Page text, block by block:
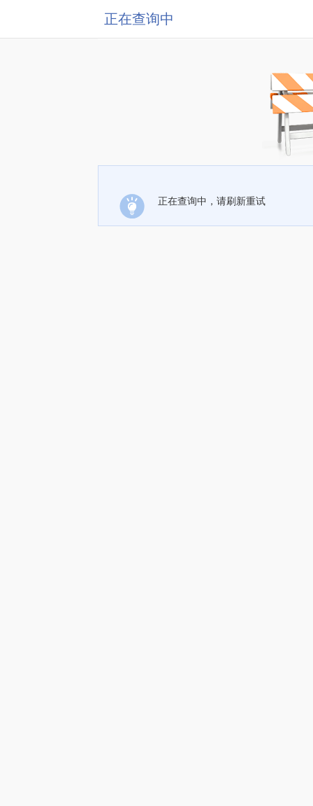
正在查询中
正在查询中，请刷新重试